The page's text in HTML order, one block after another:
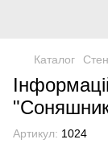
Каталог
Артикул: 1024